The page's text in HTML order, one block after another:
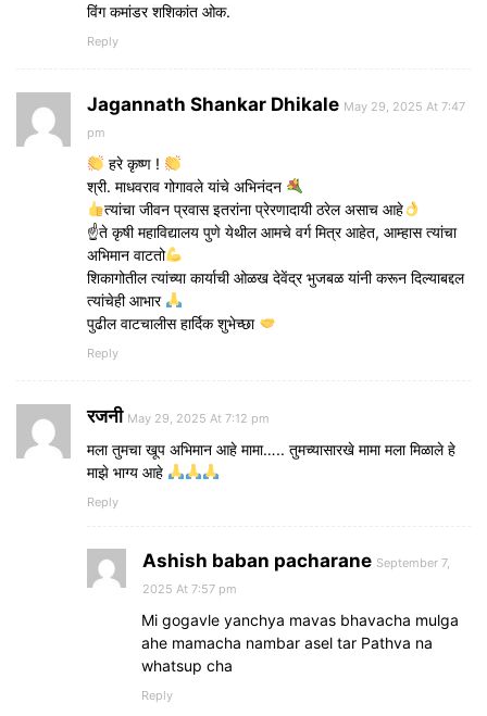
विंग कमांडर शशिकांत ओक.
Reply
Jagannath Shankar Dhikale May 29, 2025 At 7:47
pm
हरे कृष्ण !
श्री. माधवराव गोगावले यांचे अभिनंदन
त्यांचा जीवन प्रवास इतरांना प्रेरणादायी ठरेल असाच आहे
☝ते कृषी महाविद्यालय पुणे येथील आमचे वर्ग मित्र आहेत, आम्हास त्यांचा
अभिमान वाटतो
शिकागोतील त्यांच्या कार्याची ओळख देवेंद्र भुजबळ यांनी करून दिल्याबद्दल
त्यांचेही आभार
पुढील वाटचालीस हार्दिक शुभेच्छा
Reply
रजनी May 29, 2025 At 7:12 pm
मला तुमचा खूप अभिमान आहे मामा….. तुमच्यासारखे मामा मला मिळाले हे
माझे भाग्य आहे
Reply
Ashish baban pacharane September 7,
2025 At 7:57 pm
Mi gogavle yanchya mavas bhavacha mulga
ahe mamacha nambar asel tar Pathva na
whatsup cha
Reply